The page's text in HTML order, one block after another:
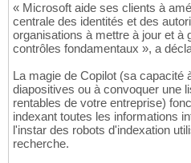
« Microsoft aide ses clients à
centrale des identités et des
organisations à mettre à jour et à
contrôles fondamentaux », a
La magie de Copilot (sa capacité
diapositives ou à convoquer une
rentables de votre entreprise)
indexant toutes les informations
l'instar des robots d'indexation
recherche.